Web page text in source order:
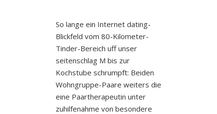
So lange ein Internet dating-
Blickfeld vom 80-Kilometer-
Tinder-Bereich uff unser
seitenschlag M bis zur
Kochstube schrumpft: Beiden
Wohngruppe-Paare weiters die
eine Paartherapeutin unter
zuhilfenahme von besondere